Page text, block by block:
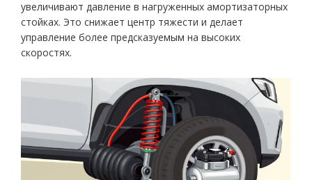
увеличивают давление в нагруженных амортизаторных
стойках. Это снижает центр тяжести и делает
управление более предсказуемым на высоких
скоростях.